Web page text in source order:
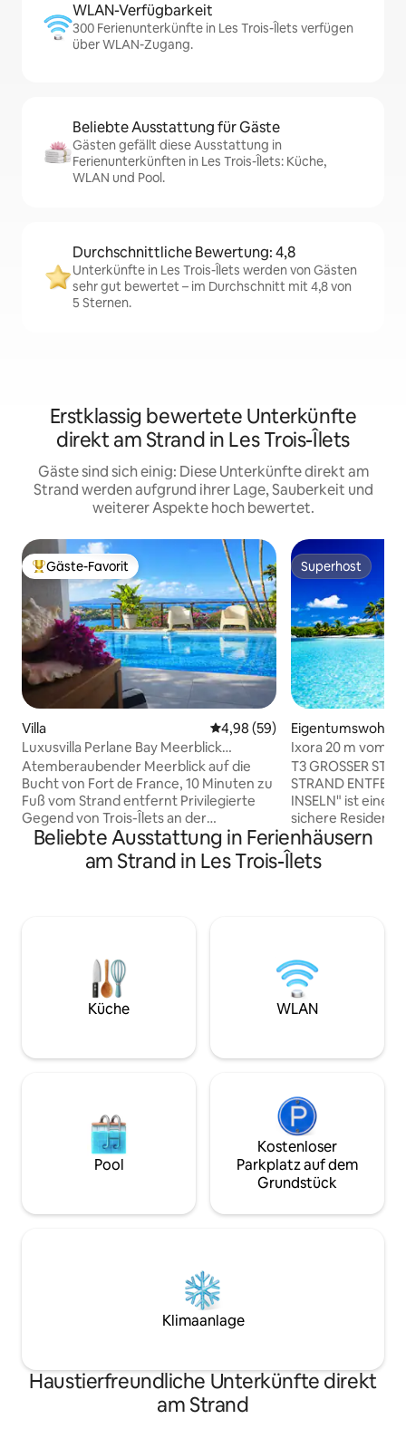
WLAN-Verfügbarkeit
300 Ferienunterkünfte in Les Trois-Îlets verfügen
über WLAN-Zugang.
Beliebte Ausstattung für Gäste
Gästen gefällt diese Ausstattung in
Ferienunterkünften in Les Trois-Îlets: Küche,
WLAN und Pool.
Durchschnittliche Bewertung: 4,8
Unterkünfte in Les Trois-Îlets werden von Gästen
sehr gut bewertet – im Durchschnitt mit 4,8 von
5 Sternen.
Erstklassig bewertete Unterkünfte
direkt am Strand in Les Trois-Îlets
Gäste sind sich einig: Diese Unterkünfte direkt am
Strand werden aufgrund ihrer Lage, Sauberkeit und
weiterer Aspekte hoch bewertet.
Beliebter Gäste-Favorit.
Gäste-Favorit
Villa Durchschnittliche Bewertung:
4,98 (59)
Luxusvilla Perlane Bay Meerblick
beheizter Pool
Atemberaubender Meerblick auf die
Bucht von Fort de France, 10 Minuten zu
Fuß vom Strand entfernt Privilegierte
Gegend von Trois-Îlets an der
Karibikküste Ideal gelegen, um von
Norden nach Süden zu reisen Üppiger
Garten, beheizter Infinity-Pool, diese
Fernseher, WLAN 4 klimatisierte Suiten
mit ebenerdigen Duschen und eigenen
Toiletten, Meerblick 1 klimatisiertes
Zimmer mit zwei Einzelbetten
Superhost
Superhost
rois-Îlets
Ixora 20 m vom
Résidence fleurs
T3 GROSSER
STRAND ENTFERNT -
INSELN" ist eine
sichere Residenz,
weißen
Bucht von Fort-
einem
ganze Insel zu
PLANEN SIE 90 €
REINIGUNGS-/
Beliebte Ausstattung in Ferienhäusern
am Strand in Les Trois-Îlets
Küche WLAN
Pool
Kostenloser
Parkplatz auf dem
Grundstück
Klimaanlage
Haustierfreundliche Unterkünfte direkt
am Strand